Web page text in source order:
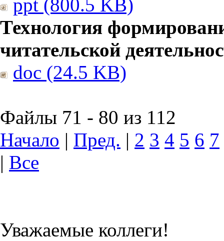
ppt (800.5 KB)
Технология
читательской
doc (24.5 KB)
Файлы 71 - 80 из 112
Начало | Пред. | 2 3 4 5 6 7
| Все
Уважаемые коллеги!